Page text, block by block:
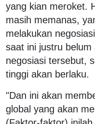
yang kian meroket.
masih memanas,
melakukan
saat ini justru
negosiasi tersebut,
tinggi akan berlaku.
"Dan ini akan
global yang akan